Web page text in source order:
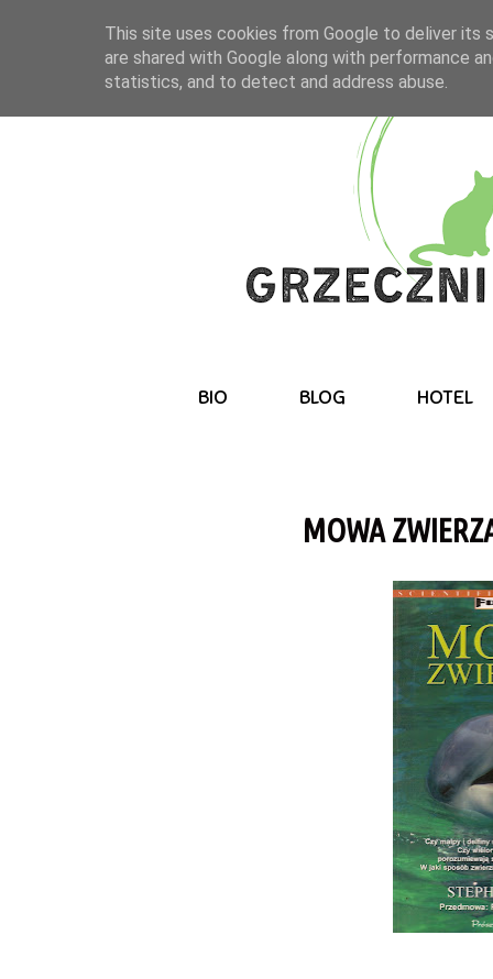
BIO BLOG HOTEL
MOWA
This site uses cookies from Google to deliver its
are shared with Google along with performance
statistics, and to detect and address abuse.